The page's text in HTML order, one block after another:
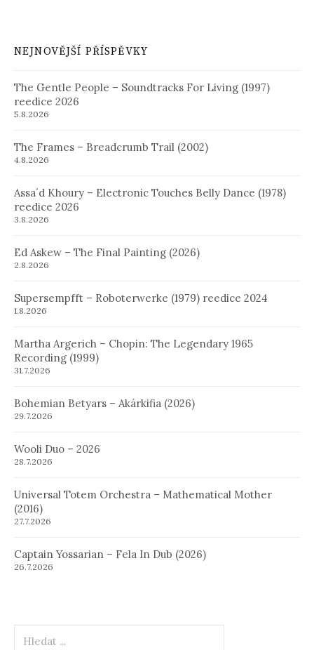
NEJNOVĚJŠÍ PŘÍSPĚVKY
The Gentle People – Soundtracks For Living (1997)
reedice 2026
5.8.2026
The Frames – Breadcrumb Trail (2002)
4.8.2026
Assa´d Khoury – Electronic Touches Belly Dance (1978)
reedice 2026
3.8.2026
Ed Askew – The Final Painting (2026)
2.8.2026
Supersempfft – Roboterwerke (1979) reedice 2024
1.8.2026
Martha Argerich – Chopin: The Legendary 1965
Recording (1999)
31.7.2026
Bohemian Betyars – Akárkifia (2026)
29.7.2026
Wooli Duo – 2026
28.7.2026
Universal Totem Orchestra – Mathematical Mother
(2016)
27.7.2026
Captain Yossarian – Fela In Dub (2026)
26.7.2026